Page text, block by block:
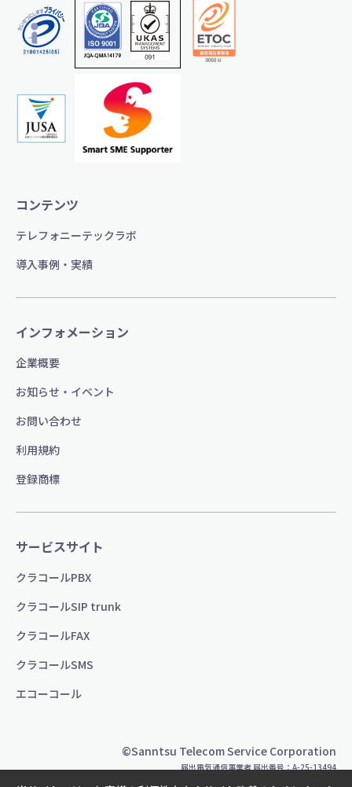
コンテンツ
テレフォニーテックラボ
導入事例・実績
インフォメーション
企業概要
お知らせ・イベント
お問い合わせ
利用規約
登録商標
サービスサイト
クラコールPBX
クラコールSIP trunk
クラコールFAX
クラコールSMS
エコーコール
©Sanntsu Telecom Service Corporation
届出電気通信事業者 届出番号：A-25-13494